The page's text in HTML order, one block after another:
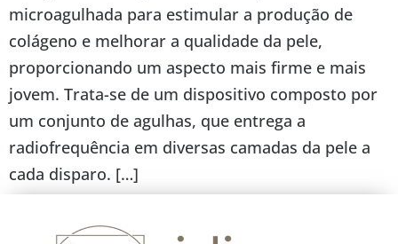
microagulhada para estimular a produção de
colágeno e melhorar a qualidade da pele,
proporcionando um aspecto mais firme e mais
jovem. Trata-se de um dispositivo composto por
um conjunto de agulhas, que entrega a
radiofrequência em diversas camadas da pele a
cada disparo. […]